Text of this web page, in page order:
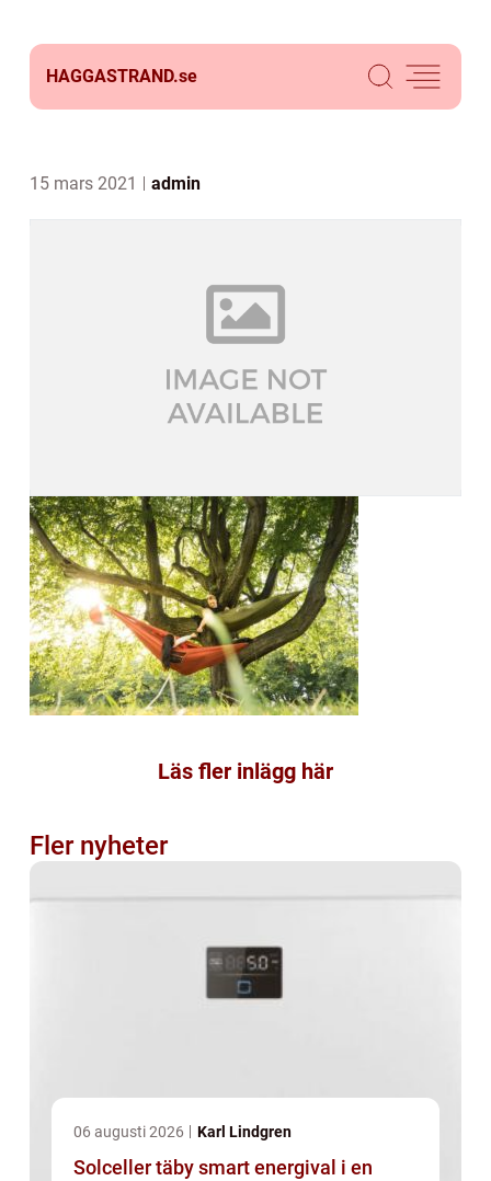
HAGGASTRAND.se
15 mars 2021 admin
Läs fler inlägg här
Fler nyheter
06 augusti 2026 Karl Lindgren
Solceller täby smart energival i en